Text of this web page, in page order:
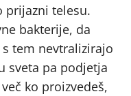
prijazni telesu.
bakterije, da
tem nevtralizirajo
sveta pa podjetja
ko proizvedeš,